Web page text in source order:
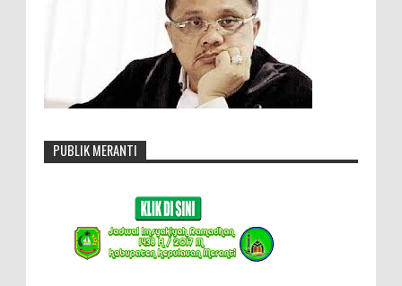
PUBLIK MERANTI